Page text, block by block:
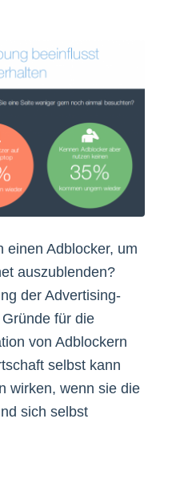
einen Adblocker, um
auszublenden?
der Advertising-
für die
von Adblockern
selbst kann
wirken, wenn sie die
sich selbst